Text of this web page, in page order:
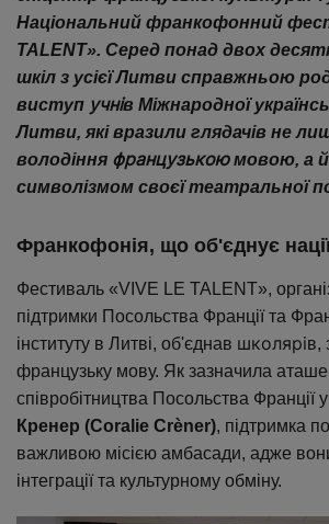
Національний франкофонний
TALENT». Серед понад двох
шкіл з усієї Литви справжньою
виступ учнів Міжнародної
Литви, які вразили глядачів не
володіння французькоюмовою, а
символізмом своєї театральної
Франкофонія, що об'єднує
Фестиваль «VIVE LE TALENT»,
підтримки Посольства Франції та
інституту в Литві, об'єднав школярів,
французьку мову. Як зазначила аташе
співробітництва Посольства Франції
Кренер (Coralie Crèner), підтримка
важливою місією амбасади, адже
інтеграції та культурному обміну.